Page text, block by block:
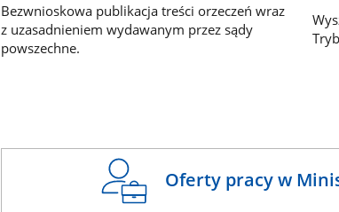
Bezwnioskowa publikacja treści orzeczeń wraz
z uzasadnieniem wydawanym przez sądy
powszechne.
Oferty pracy w